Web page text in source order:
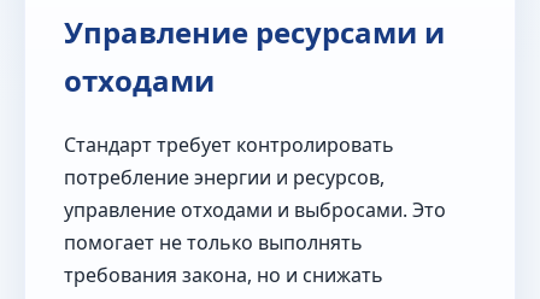
Управление ресурсами и
отходами
Стандарт требует контролировать
потребление энергии и ресурсов,
управление отходами и выбросами. Это
помогает не только выполнять
требования закона, но и снижать